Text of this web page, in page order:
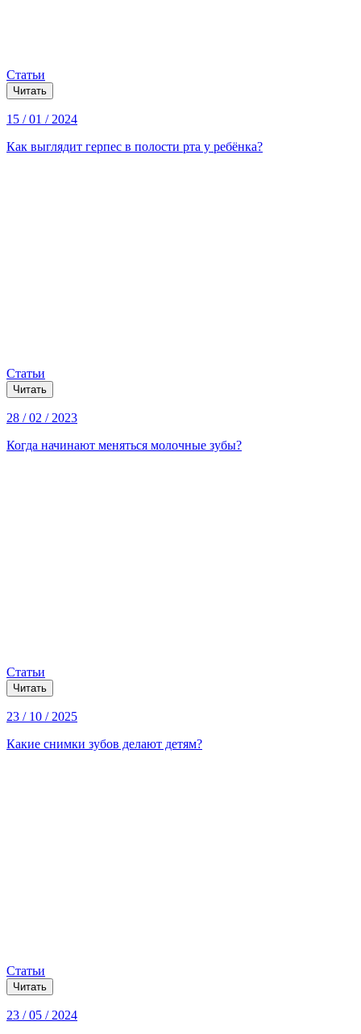
Статьи
Читать
15 / 01 / 2024
Как выглядит герпес в полости рта у ребёнка?
Статьи
Читать
28 / 02 / 2023
Когда начинают меняться молочные зубы?
Статьи
Читать
23 / 10 / 2025
Какие снимки зубов делают детям?
Статьи
Читать
23 / 05 / 2024